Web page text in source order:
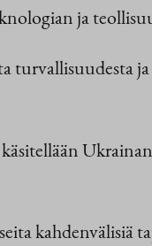
ja
turvallisuudesta
kahdenvälisiä